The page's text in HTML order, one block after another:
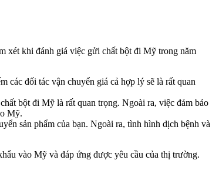
xét khi đánh giá việc gửi chất bột đi Mỹ trong năm
các đối tác vận chuyển giá cả hợp lý sẽ là rất quan
bột đi Mỹ là rất quan trọng. Ngoài ra, việc đảm bảo
Mỹ.
sản phẩm của bạn. Ngoài ra, tình hình dịch bệnh và
vào Mỹ và đáp ứng được yêu cầu của thị trường.